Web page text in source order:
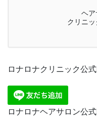
ヘア
クリニ
ロナロナクリニック公
ロナロナヘアサロン公